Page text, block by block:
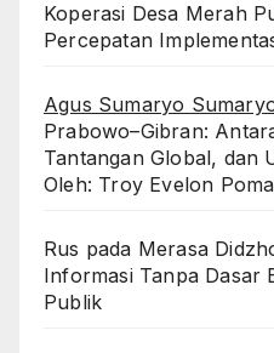
Koperasi Desa Merah
Percepatan
Agus Sumaryo
Prabowo–Gibran:
Tantangan Global, dan
Oleh: Troy Evelon
Rus pada Merasa
Informasi Tanpa Dasar
Publik